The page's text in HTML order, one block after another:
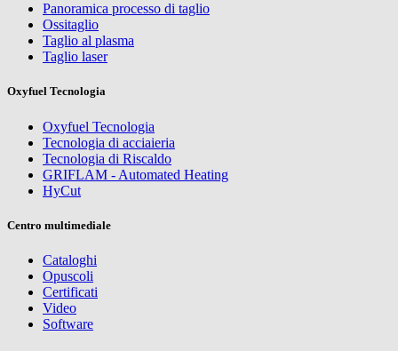
Panoramica processo di taglio
Ossitaglio
Taglio al plasma
Taglio laser
Oxyfuel Tecnologia
Oxyfuel Tecnologia
Tecnologia di acciaieria
Tecnologia di Riscaldo
GRIFLAM - Automated Heating
HyCut
Centro multimediale
Cataloghi
Opuscoli
Certificati
Video
Software